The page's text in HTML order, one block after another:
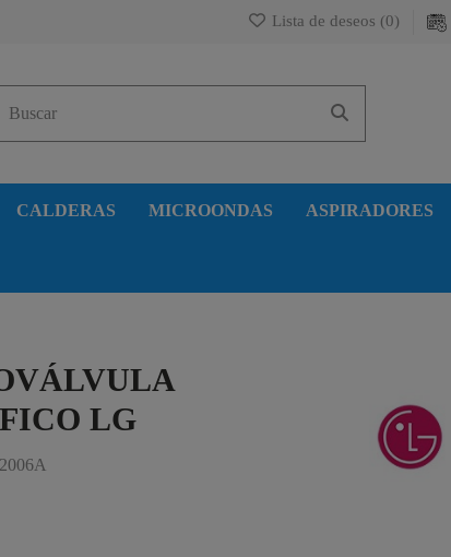
Lista de deseos (0)
CALDERAS MICROONDAS ASPIRADORES
LG